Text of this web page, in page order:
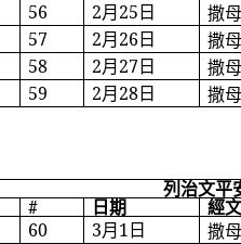
56
2月25日
撒
57
2月26日
撒
58
2月27日
撒
59
2月28日 撒
列治文平
# 日期
經
60
3月1日
撒